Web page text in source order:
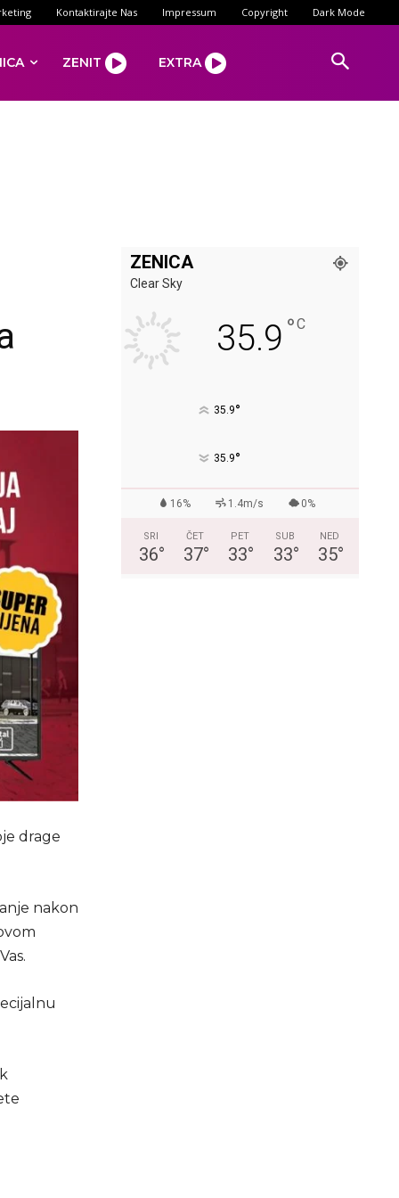
Kontaktirajte Nas Impressum Copyright Dark Mode
ZENIT EXTRA
drage
nakon
ZENICA
Clear Sky
35.9 °C
35.9°
35.9°
16% 1.4m/s 0%
SRI
36°
ČET
37°
PET
33°
SUB
33°
NED
35°